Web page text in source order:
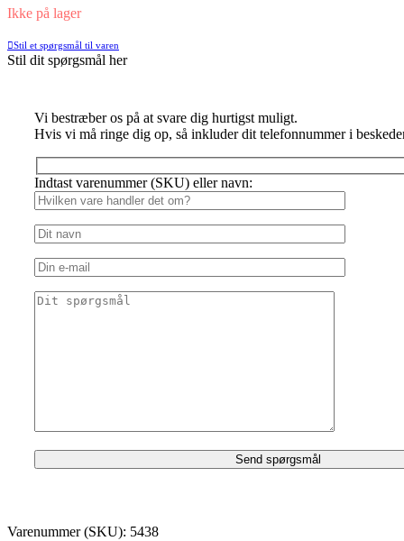
Ikke på lager
Stil et spørgsmål til varen
Stil dit spørgsmål her
Vi bestræber os på at svare dig hurtigst muligt.
Hvis vi må ringe dig op, så inkluder dit telefonnummer i
Indtast varenummer (SKU) eller navn:
Varenummer (SKU): 5438